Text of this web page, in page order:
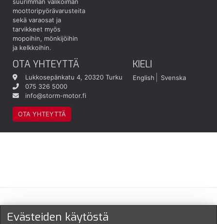
moottoripyörävarusteita
sekä varaosat ja
tarvikkeet myös
mopoihin, mönkijöihin
ja kelkkoihin.
OTA YHTEYTTÄ
Lukkosepänkatu 4, 20320 Turku
075 326 5000
info@storm-motor.fi
OTA YHTEYTTÄ
KIELI
English Svenska
Maksu- ja toimitustavat
Evästeiden käytöstä